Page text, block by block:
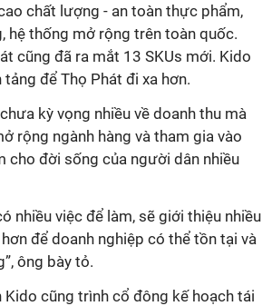
chất lượng - an toàn thực phẩm,
hệ thống mở rộng trên toàn quốc.
cũng đã ra mắt 13 SKUs mới. Kido
để Thọ Phát đi xa hơn.
kỳ vọng nhiều về doanh thu mà
rộng ngành hàng và tham gia vào
cho đời sống của người dân nhiều
nhiều việc để làm, sẽ giới thiệu nhiều
để doanh nghiệp có thể tồn tại và
ông bày tỏ.
Kido cũng trình cổ đông kế hoạch tái